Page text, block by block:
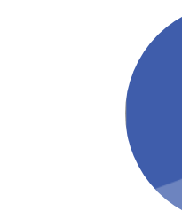
Біблійне консультування